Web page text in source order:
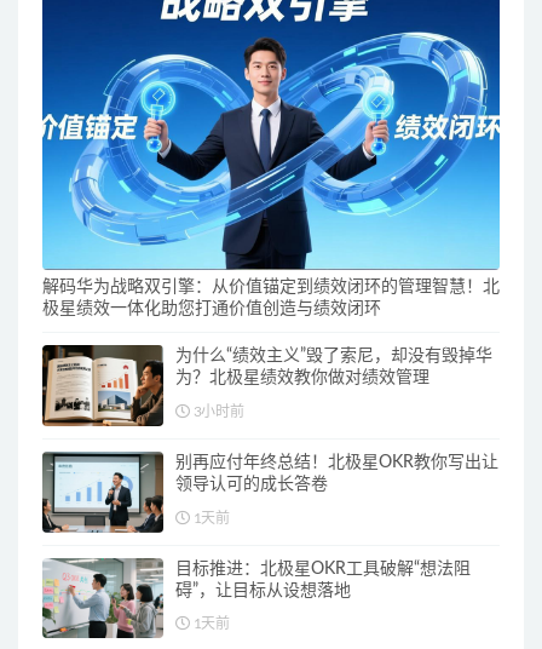
解码华为战略双引擎：从价值锚定到绩效闭环的管理智慧！北
极星绩效一体化助您打通价值创造与绩效闭环
为什么“绩效主义”毁了索尼，却没有毁掉华
为？北极星绩效教你做对绩效管理
3小时前
别再应付年终总结！北极星OKR教你写出让
领导认可的成长答卷
1天前
目标推进：北极星OKR工具破解“想法阻
碍”，让目标从设想落地
1天前